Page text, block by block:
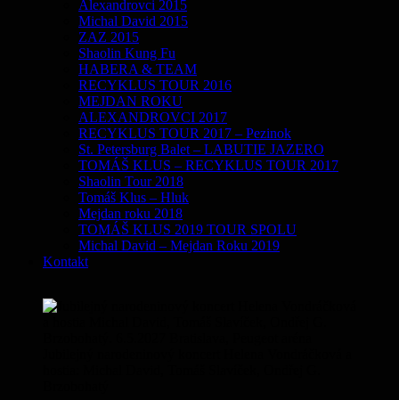
Alexandrovci 2015
Michal David 2015
ZAZ 2015
Shaolin Kung Fu
HABERA & TEAM
RECYKLUS TOUR 2016
MEJDAN ROKU
ALEXANDROVCI 2017
RECYKLUS TOUR 2017 – Pezinok
St. Petersburg Balet – LABUTIE JAZERO
TOMÁŠ KLUS – RECYKLUS TOUR 2017
Shaolin Tour 2018
Tomáš Klus – Hluk
Mejdan roku 2018
TOMÁŠ KLUS 2019 TOUR SPOLU
Michal David – Mejdan Roku 2019
Kontakt